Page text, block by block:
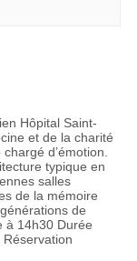
Hôpital Saint-
et de la charité
d’émotion.
typique en
salles
de la mémoire
de
à 14h30 Durée